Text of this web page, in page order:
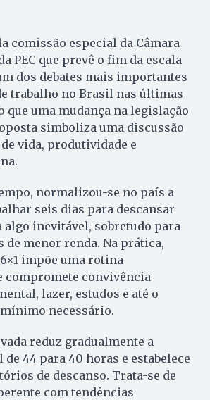
comissão especial da Câmara
PEC que prevê o fim da escala
dos debates mais importantes
trabalho no Brasil nas últimas
que uma mudança na legislação
simboliza uma discussão
vida, produtividade e
normalizou-se no país a
seis dias para descansar
algo inevitável, sobretudo para
de menor renda. Na prática,
impõe uma rotina
compromete convivência
lazer, estudos e até o
necessário.
reduz gradualmente a
44 para 40 horas e estabelece
de descanso. Trata-se de
com tendências